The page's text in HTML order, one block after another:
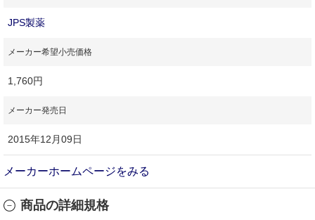
JPS製薬
メーカー希望小売価格
1,760円
メーカー発売日
2015年12月09日
メーカーホームページをみる
商品の詳細規格